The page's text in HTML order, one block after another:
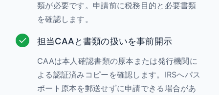
類が必要です。申請前に税務目的と必要書類
を確認します。
担当CAAと書類の扱いを事前開示
CAAは本人確認書類の原本または発行機関に
よる認証済みコピーを確認します。IRSへパス
ポート原本を郵送せずに申請できる場合があ